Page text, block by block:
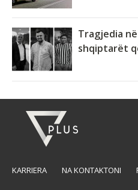
Tragjedia
shqiptarët
KARRIERA NA KONTAKTONI